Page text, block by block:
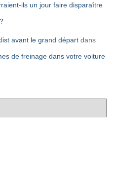
ils un jour faire disparaître
avant le grand départ dans
de freinage dans votre voiture